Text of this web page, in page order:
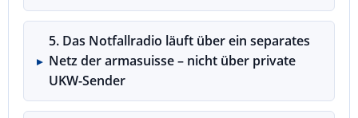
5. Das Notfallradio läuft über ein separates
Netz der armasuisse – nicht über private
UKW-Sender